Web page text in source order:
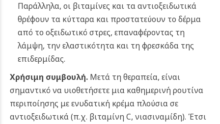
Παράλληλα, οι βιταμίνες και τα αντιοξειδωτικά
θρέφουν τα κύτταρα και προστατεύουν το δέρμα
από το οξειδωτικό στρες, επαναφέροντας τη
λάμψη, την ελαστικότητα και τη φρεσκάδα της
επιδερμίδας.
Χρήσιμη συμβουλή. Μετά τη θεραπεία, είναι
σημαντικό να υιοθετήσετε μια καθημερινή ρουτίνα
περιποίησης με ενυδατική κρέμα πλούσια σε
αντιοξειδωτικά (π.χ. βιταμίνη C, νιασιναμίδη). Έτσι